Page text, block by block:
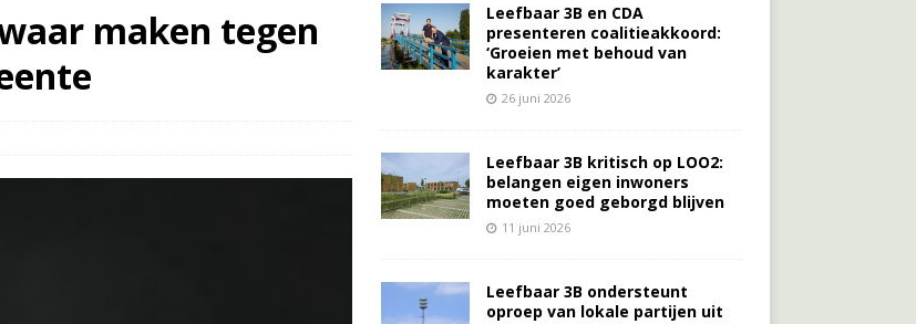
maken tegen
Leefbaar 3B en CDA
presenteren coalitieakkoord:
‘Groeien met behoud van
karakter’
26 juni 2026
Leefbaar 3B kritisch op LOO2:
belangen eigen inwoners
moeten goed geborgd blijven
11 juni 2026
Leefbaar 3B ondersteunt
oproep van lokale partijen uit